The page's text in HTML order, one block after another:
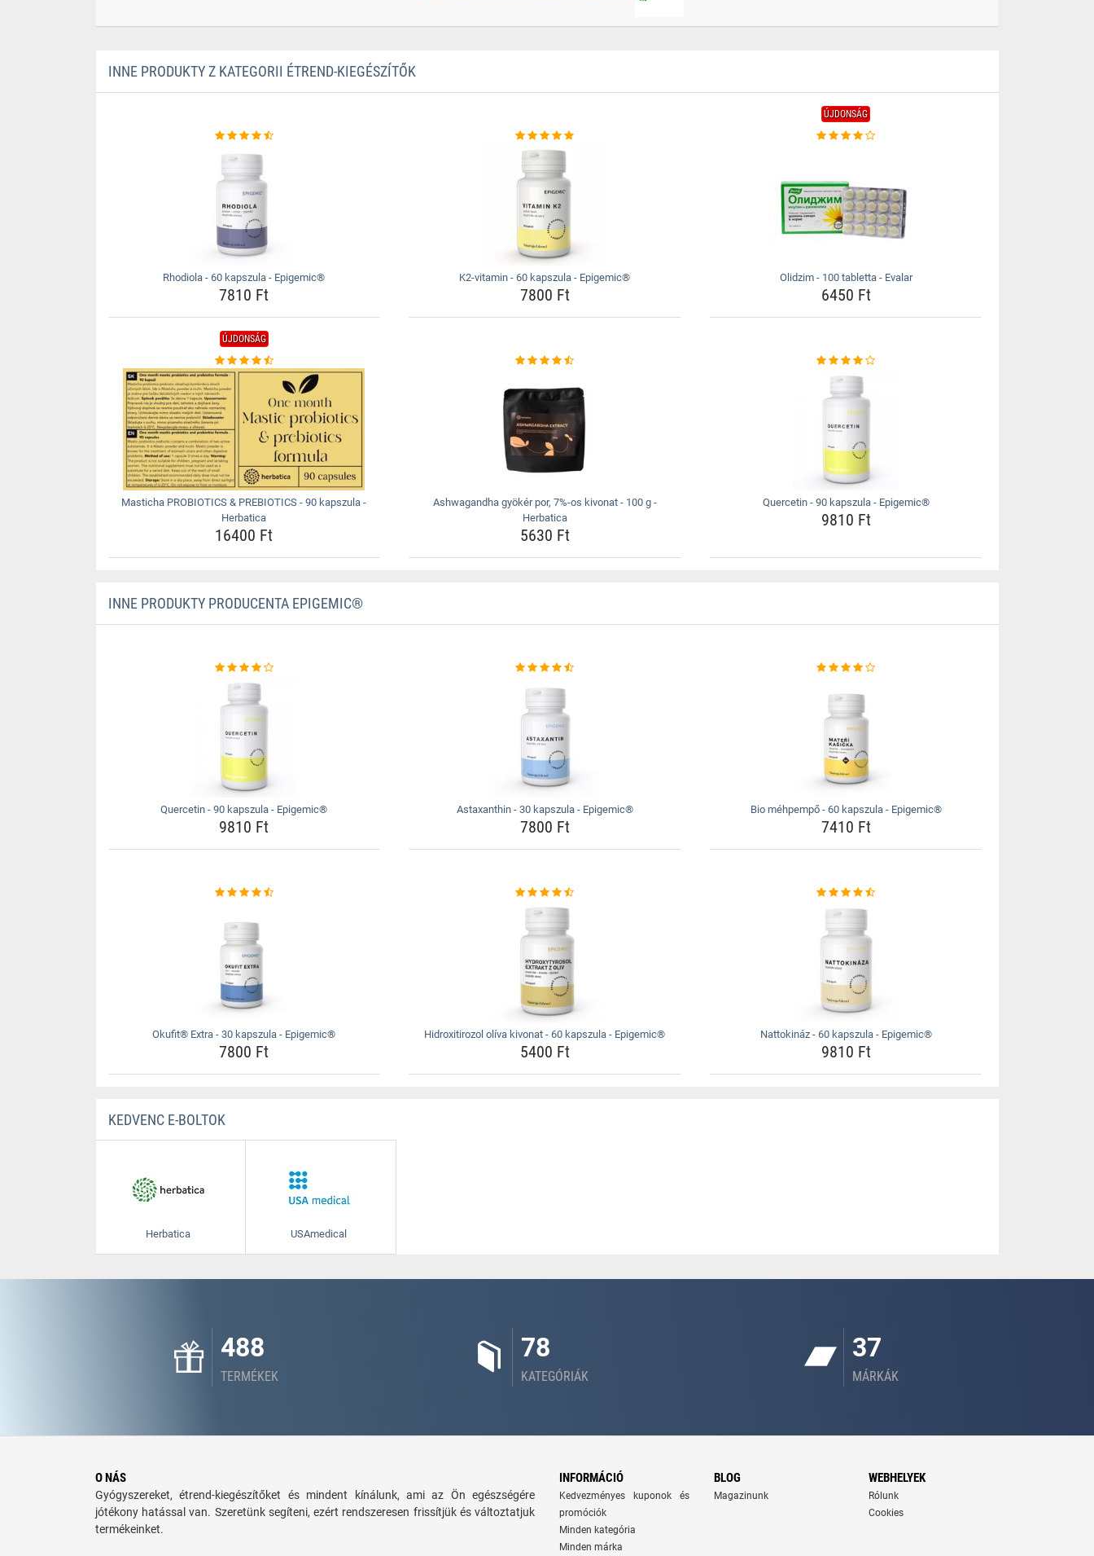
INNE PRODUKTY Z KATEGORII ÉTREND-KIEGÉSZÍTŐK
Rhodiola - 60 kapszula - Epigemic®
7810 Ft
K2-vitamin - 60 kapszula - Epigemic®
7800 Ft
ÚJDONSÁG
Olidzim - 100 tabletta - Evalar
6450 Ft
ÚJDONSÁG
Masticha PROBIOTICS & PREBIOTICS - 90 kapszula -
Herbatica
16400 Ft
Ashwagandha gyökér por, 7%-os kivonat - 100 g -
Herbatica
5630 Ft
Quercetin - 90 kapszula - Epigemic®
9810 Ft
INNE PRODUKTY PRODUCENTA EPIGEMIC®
Quercetin - 90 kapszula - Epigemic®
9810 Ft
Astaxanthin - 30 kapszula - Epigemic®
7800 Ft
Bio méhpempő - 60 kapszula - Epigemic®
7410 Ft
Okufit® Extra - 30 kapszula - Epigemic®
7800 Ft
Hidroxitirozol olíva kivonat - 60 kapszula - Epigemic®
5400 Ft
Nattokináz - 60 kapszula - Epigemic®
9810 Ft
KEDVENC E-BOLTOK
Herbatica USAmedical
488
TERMÉKEK
78
KATEGÓRIÁK
37
MÁRKÁK
O NÁS
Gyógyszereket, étrend-kiegészítőket és mindent kínálunk, ami az Ön egészségére
jótékony hatással van. Szeretünk segíteni, ezért rendszeresen frissítjük és változtatjuk
termékeinket.
INFORMÁCIÓ
Kedvezményes kuponok és
promóciók
Minden kategória
Minden márka
BLOG
Magazinunk
WEBHELYEK
Rólunk
Cookies